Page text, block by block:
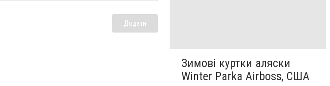
Додати
Зимові куртки аляски
Winter Parka Airboss, США